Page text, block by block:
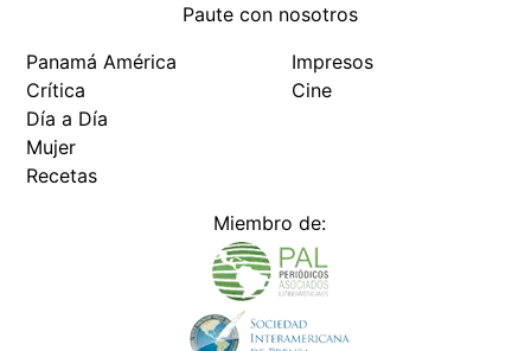
Paute con nosotros
Panamá América
Crítica
Día a Día
Mujer
Recetas
Impresos
Cine
Miembro de: